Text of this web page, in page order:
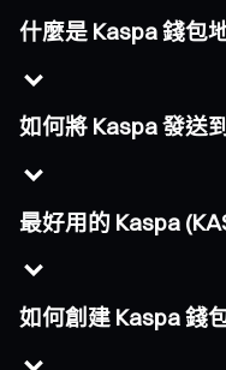
什麼是 Kaspa 錢包
如何將 Kaspa 發送
最好用的 Kaspa
如何創建 Kaspa 錢